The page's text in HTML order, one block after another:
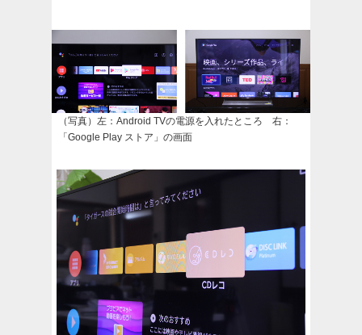
（写真）左：Android TVの電源を入れたところ 右：
「Google Play ストア」の画面